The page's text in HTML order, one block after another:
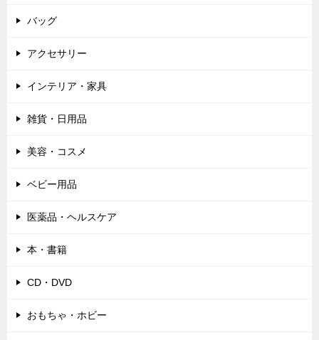
バッグ
アクセサリー
インテリア・家具
雑貨・日用品
美容・コスメ
ベビー用品
医薬品・ヘルスケア
本・書籍
CD・DVD
おもちゃ・ホビー